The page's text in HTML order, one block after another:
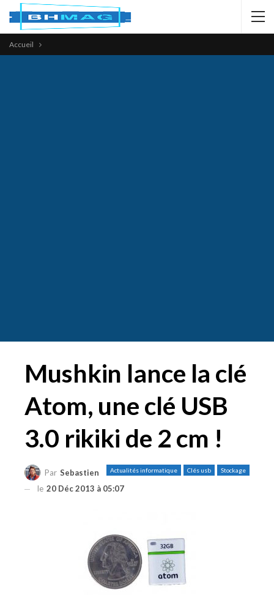
Accueil
Mushkin lance la clé
Atom, une clé USB
3.0 rikiki de 2 cm !
Actualités informatique Clés usb Stockage
Par Sebastien
le 20 Déc 2013 à 05:07